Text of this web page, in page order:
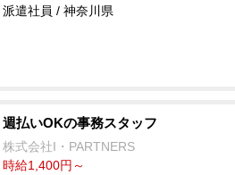
派遣社員 / 神奈川県
週払いOKの事務スタッフ
株式会社I・PARTNERS
時給1,400円～